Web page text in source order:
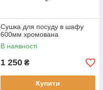
Сушка для посуду в шафу
600мм хромована
В наявності
1 250 ₴
Купити